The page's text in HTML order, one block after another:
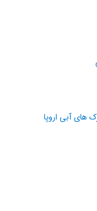
های آبی اروپا